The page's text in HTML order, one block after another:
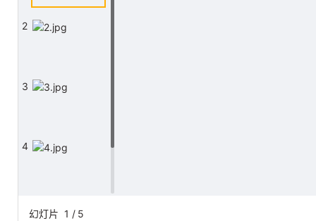
2
3
4
幻灯片 1 / 5